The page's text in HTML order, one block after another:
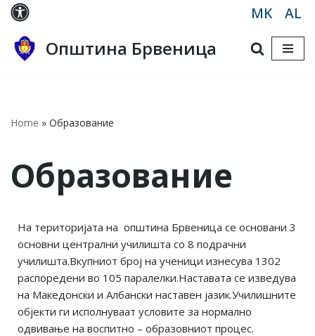
Skip
to
MK AL
Општина Брвеница
Home » Образование
Образование
На територијата на општина Брвеница се основани 3
основни централни училишта со 8 подрачни
училишта.Вкупниот број на ученици изнесува 1302
распоредени во 105 паралелки.Наставата се изведува
на Македонски и Албански наставен јазик.Училишните
објекти ги исполнуваат условите за нормално
одвивање на воспитно – образовниот процес.